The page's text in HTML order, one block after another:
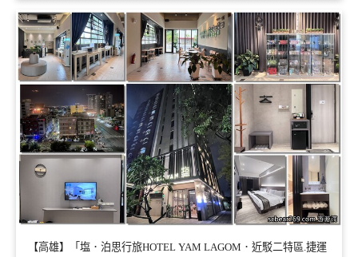
【高雄】「塩．泊思行旅HOTEL YAM LAGOM．近駁二特區.捷運